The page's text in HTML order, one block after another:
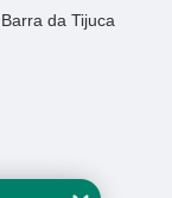
da Tijuca